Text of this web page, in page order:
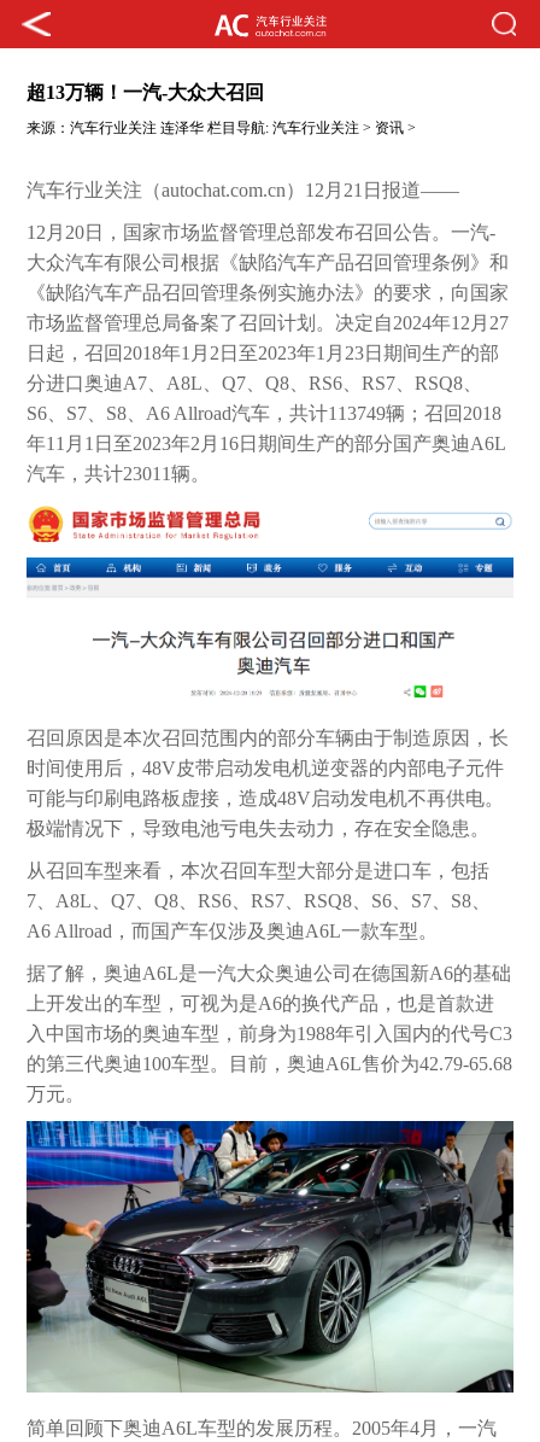
超13万辆！一汽-大众大召回
来源：汽车行业关注 连泽华 栏目导航:汽车行业关注 > 资讯 >
汽车行业关注（autochat.com.cn）12月21日报道——
12月20日，国家市场监督管理总部发布召回公告。一汽-
大众汽车有限公司根据《缺陷汽车产品召回管理条例》和
《缺陷汽车产品召回管理条例实施办法》的要求，向国家
市场监督管理总局备案了召回计划。决定自2024年12月27
日起，召回2018年1月2日至2023年1月23日期间生产的部
分进口奥迪A7、A8L、Q7、Q8、RS6、RS7、RSQ8、
S6、S7、S8、A6 Allroad汽车，共计113749辆；召回2018
年11月1日至2023年2月16日期间生产的部分国产奥迪A6L
汽车，共计23011辆。
召回原因是本次召回范围内的部分车辆由于制造原因，长
时间使用后，48V皮带启动发电机逆变器的内部电子元件
可能与印刷电路板虚接，造成48V启动发电机不再供电。
极端情况下，导致电池亏电失去动力，存在安全隐患。
从召回车型来看，本次召回车型大部分是进口车，包括
7、A8L、Q7、Q8、RS6、RS7、RSQ8、S6、S7、S8、
A6 Allroad，而国产车仅涉及奥迪A6L一款车型。
据了解，奥迪A6L是一汽大众奥迪公司在德国新A6的基础
上开发出的车型，可视为是A6的换代产品，也是首款进
入中国市场的奥迪车型，前身为1988年引入国内的代号C3
的第三代奥迪100车型。目前，奥迪A6L售价为42.79-65.68
万元。
简单回顾下奥迪A6L车型的发展历程。2005年4月，一汽